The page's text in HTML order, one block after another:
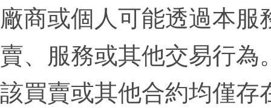
廠商或個人可能透過本
賣、服務或其他交易行
該買賣或其他合約均僅